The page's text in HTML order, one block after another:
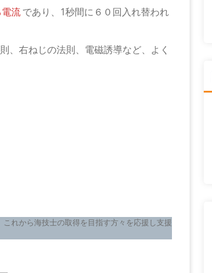
流であり、1秒間に６０回入れ替われ
、右ねじの法則、電磁誘導など、よく
れから海技士の取得を目指す方々を応援し支援